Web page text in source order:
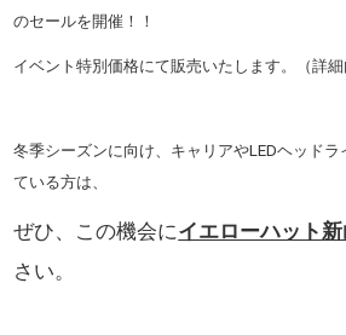
のセールを開催！！
イベント特別価格にて販売いたします。（詳細
冬季シーズンに向け、キャリアやLEDヘッド
ている方は、
ぜひ、この機会にイエローハット
さい。